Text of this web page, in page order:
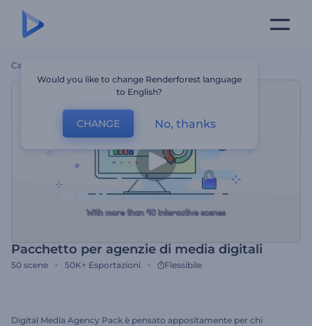
Casa
Pacchetto per agenzie di media digitali
50 scene 50K+ Esportazioni Flessibile
Digital Media Agency Pack è pensato appositamente per chi
Would you like to change Renderforest language
to English?
CHANGE No, thanks